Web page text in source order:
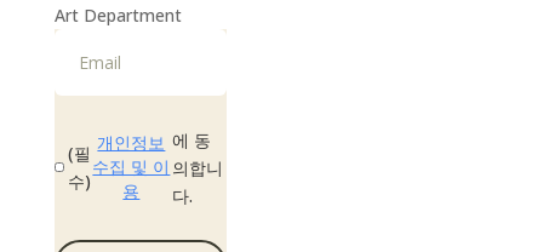
Art Department
(필
수)
개인정보
수집 및 이
용
에 동
의합니
다.